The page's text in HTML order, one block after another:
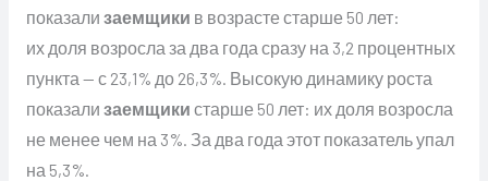
показали заемщики в возрасте старше 50 лет:
их доля возросла за два года сразу на 3,2 процентных
пункта — с 23,1% до 26,3%. Высокую динамику роста
показали заемщики старше 50 лет: их доля возросла
не менее чем на 3%. За два года этот показатель упал
на 5,3%.